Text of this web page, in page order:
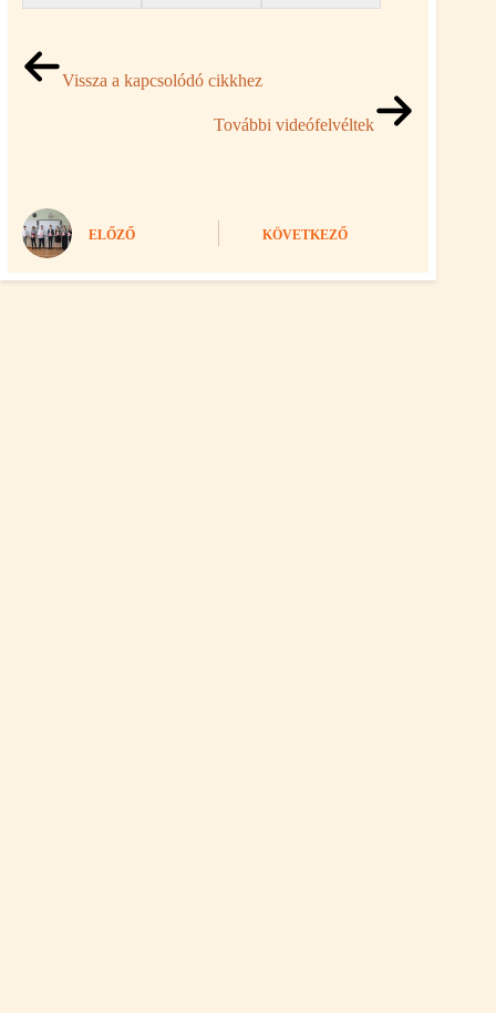
Vissza a kapcsolódó cikkhez
További videófelvéltek
ELŐZŐ KÖVETKEZŐ